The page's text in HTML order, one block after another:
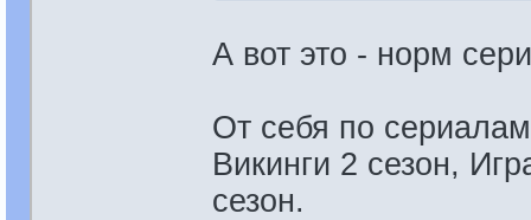
А вот это - норм
От себя по
Викинги 2 сезон,
сезон.